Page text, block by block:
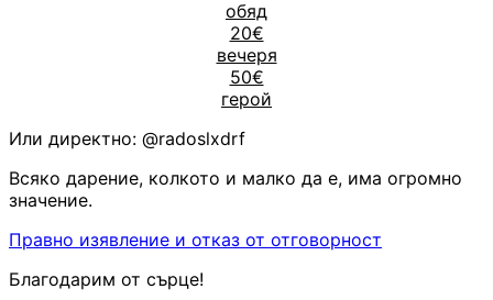
обяд
20€
вечеря
50€
герой
Или директно: @radoslxdrf
Всяко дарение, колкото и малко да е, има огромно
значение.
Правно изявление и отказ от отговорност
Благодарим от сърце!